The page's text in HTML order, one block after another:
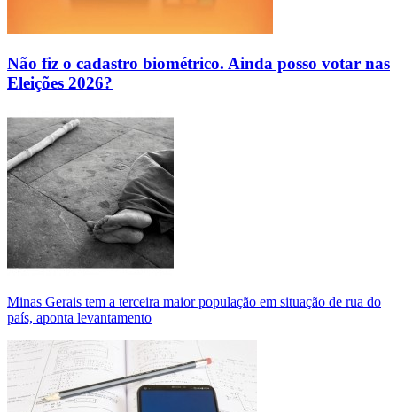
Não fiz o cadastro biométrico. Ainda posso votar nas
Eleições 2026?
Minas Gerais tem a terceira maior população em situação de rua do
país, aponta levantamento